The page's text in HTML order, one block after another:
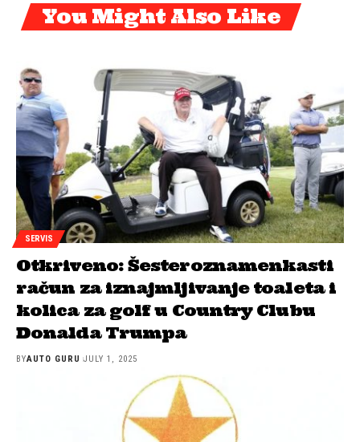
You Might Also Like
SERVIS
Otkriveno: Šesteroznamenkasti
račun za iznajmljivanje toaleta i
kolica za golf u Country Clubu
Donalda Trumpa
BYAUTO GURU JULY 1, 2025